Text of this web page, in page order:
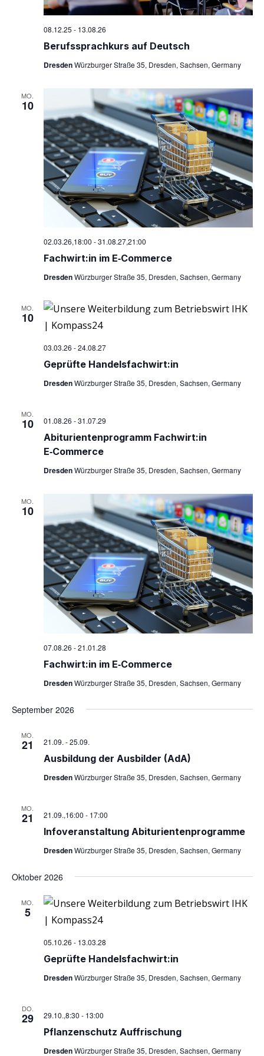
g
S
u
c
h
e
u
n
d
A
n
s
i
t
n
i
n
n
e
-
N
a
v
i
g
a
t
i
o
Berufs­sprach­kurs auf Deutsch
08.12.25 - 13.08.26
DresdenWürzburger Straße 35, Dresden, Sachsen, Germany
MO.
10
Fachwirt:in im E‑Commerce
02.03.26,18:00 -31.08.27,21:00
DresdenWürzburger Straße 35, Dresden, Sachsen, Germany
MO.
10
Geprüf­te Handelsfachwirt:in
03.03.26 -24.08.27
DresdenWürzburger Straße 35, Dresden, Sachsen, Germany
MO.
10
Abitu­ri­en­ten­pro­gramm Fachwirt:in
E‑Commerce
01.08.26 -31.07.29
DresdenWürzburger Straße 35, Dresden, Sachsen, Germany
MO.
10
Fachwirt:in im E‑Commerce
07.08.26 -21.01.28
DresdenWürzburger Straße 35, Dresden, Sachsen, Germany
September 2026
MO.
21
Aus­bil­dung der Aus­bil­der (AdA)
21.09. -25.09.
DresdenWürzburger Straße 35, Dresden, Sachsen, Germany
MO.
21
Info­ver­an­stal­tung Abiturientenprogramme
21.09.,16:00 - 17:00
DresdenWürzburger Straße 35, Dresden, Sachsen, Germany
Oktober 2026
MO.
5
Geprüf­te Handelsfachwirt:in
05.10.26 - 13.03.28
DresdenWürzburger Straße 35, Dresden, Sachsen, Germany
DO.
29
Pflan­zen­schutz Auffrischung
29.10.,8:30 - 13:00
DresdenWürzburger Straße 35, Dresden, Sachsen, Germany